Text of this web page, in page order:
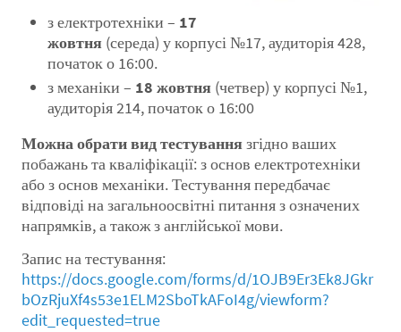
з електротехніки – 17
жовтня(середа) у корпусі №17, аудиторія 428,
початок о 16:00.
з механіки – 18 жовтня(четвер) у корпусі №1,
аудиторія 214, початок о 16:00
Можна обрати вид тестуваннязгідно ваших
побажань та кваліфікації: з основ електротехніки
або з основ механіки. Тестування передбачає
відповіді на загальноосвітні питання з означених
напрямків, а також з англійської мови.
Запис на тестування:
https://docs.google.com/forms/d/1OJB9Er3Ek8JGkr
bOzRjuXf4s53e1ELM2SboTkAFoI4g/viewform?
edit_requested=true